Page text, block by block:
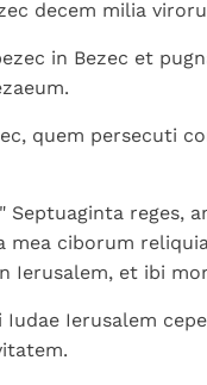
decem milia
in Bezec et
quem persecuti
Septuaginta reges,
mea ciborum
Ierusalem, et ibi
Iudae Ierusalem